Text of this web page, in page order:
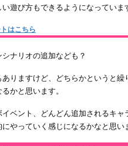
遊び方もできるようになっていま
はこちら
ナリオの追加なども？
りますけど、どちらかというと繰
かと思います。
ベント、どんどん追加されるキャ
やっていく感じになるかなと思い